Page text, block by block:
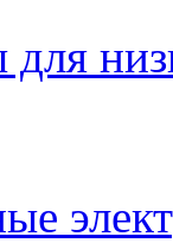
для